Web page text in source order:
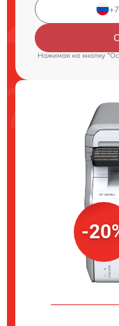
Нажимая на кнопку
-